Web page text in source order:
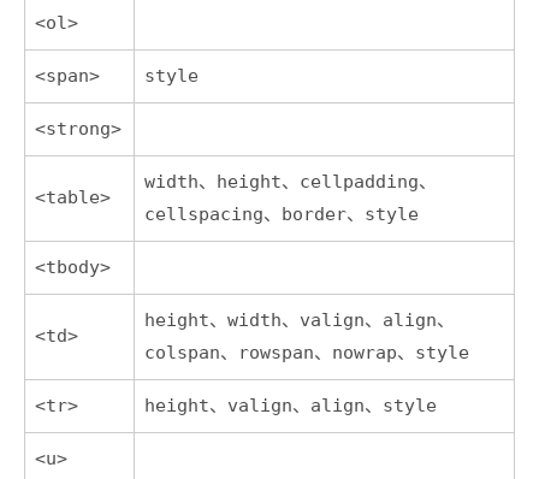
<ol>
<span> style
<strong>
<table>
width、height、cellpadding、
cellspacing、border、style
<tbody>
<td>
height、width、valign、align、
colspan、rowspan、nowrap、style
<tr> height、valign、align、style
<u>